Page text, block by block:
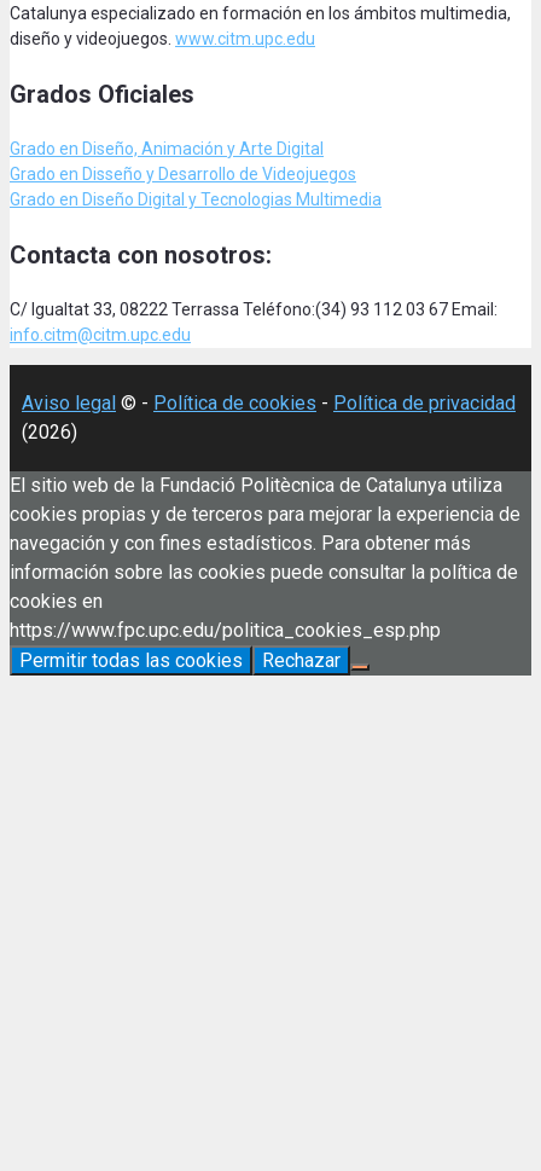
Catalunya especializado en formación en los ámbitos multimedia,
diseño y videojuegos. www.citm.upc.edu
Grados Oficiales
Grado en Diseño, Animación y Arte Digital
Grado en Disseño y Desarrollo de Videojuegos
Grado en Diseño Digital y Tecnologias Multimedia
Contacta con nosotros:
C/ Igualtat 33, 08222 Terrassa Teléfono:(34) 93 112 03 67 Email:
info.citm@citm.upc.edu
Aviso legal © - Política de cookies - Política de privacidad
(2026)
El sitio web de la Fundació Politècnica de Catalunya utiliza
cookies propias y de terceros para mejorar la experiencia de
navegación y con fines estadísticos. Para obtener más
información sobre las cookies puede consultar la política de
cookies en
https://www.fpc.upc.edu/politica_cookies_esp.php
Permitir todas las cookies
Rechazar